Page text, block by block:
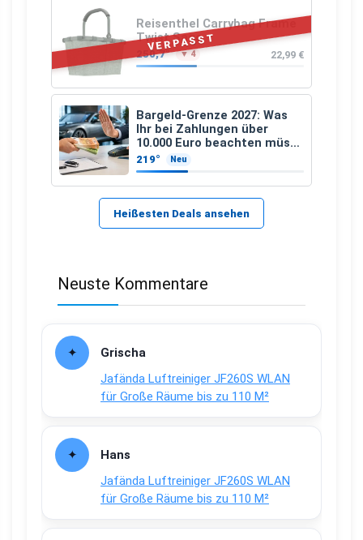
VERPASST
Reisenthel Carrybag Frame
Twist Sage
250,7° ▼ 4 22,99 €
Bargeld-Grenze 2027: Was
Ihr bei Zahlungen über
10.000 Euro beachten müsst
– und welche Ausnahme
bleibt
219° Neu
Heißesten Deals ansehen
Neuste Kommentare
Grischa
Jafända Luftreiniger JF260S WLAN
für Große Räume bis zu 110 M²
Hans
Jafända Luftreiniger JF260S WLAN
für Große Räume bis zu 110 M²